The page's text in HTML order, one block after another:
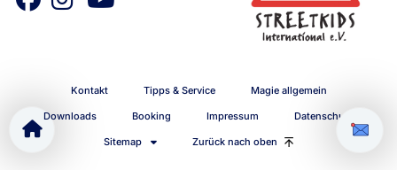
Kontakt Tipps & Service Magie allgemein
Downloads Booking Impressum Datenschutz
Sitemap Zurück nach oben